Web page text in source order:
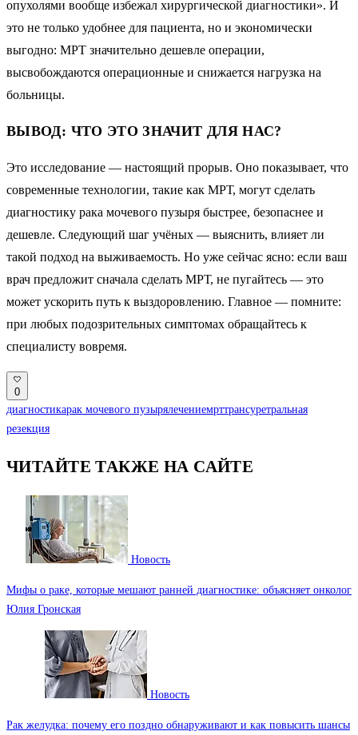
опухолями вообще избежал хирургической диагностики». И
это не только удобнее для пациента, но и экономически
выгодно: МРТ значительно дешевле операции,
высвобождаются операционные и снижается нагрузка на
больницы.
ВЫВОД: ЧТО ЭТО ЗНАЧИТ ДЛЯ НАС?
Это исследование — настоящий прорыв. Оно показывает, что
современные технологии, такие как МРТ, могут сделать
диагностику рака мочевого пузыря быстрее, безопаснее и
дешевле. Следующий шаг учёных — выяснить, влияет ли
такой подход на выживаемость. Но уже сейчас ясно: если ваш
врач предложит сначала сделать МРТ, не пугайтесь — это
может ускорить путь к выздоровлению. Главное — помните:
при любых подозрительных симптомах обращайтесь к
специалисту вовремя.
0
диагностикарак мочевого пузырялечениемрттрансуретральная
резекция
ЧИТАЙТЕ ТАКЖЕ НА САЙТЕ
Новость
Мифы о раке, которые мешают ранней диагностике: объясняет онколог
Юлия Гронская
Новость
Рак желудка: почему его поздно обнаруживают и как повысить шансы